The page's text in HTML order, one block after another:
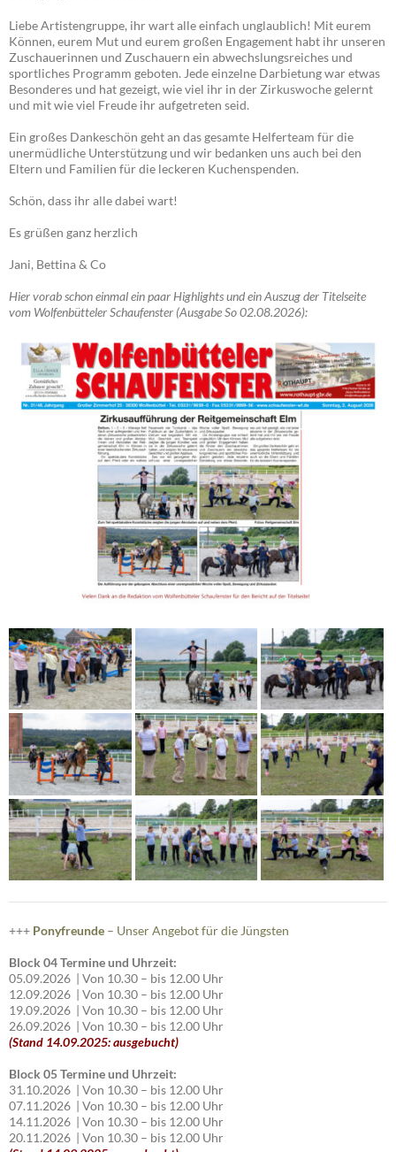
1 – 2 – 3 – Manege frei!Nach einer aufregenden und kreativen
Zirkuswoche präsentierten unsere kleinen und großen Akrobatinnen
und Akrobaten ihr Können in einer beeindruckenden
Zirkusaufführung.
Feuerwerk der Turnkunst – das Publikum an der Zuckerfabrik in
Dettum war begeistert. Mit viel Mut, Geschick und Teamgeist zeigten
die jungen Künstler, was sie in der Zirkuswoche gelernt hatten, und
Bewegung und Zirkuszauber!
Liebe Artistengruppe, ihr wart alle einfach unglaublich! Mit eurem
Zuschauerinnen und Zuschauern ein abwechslungsreiches und
sportliches Programm geboten. Jede einzelne Darbietung war etwas
und mit wie viel Freude ihr aufgetreten seid.
Ein großes Dankeschön geht an das gesamte Helferteam für die
unermüdliche Unterstützung und wir bedanken uns auch bei den
Eltern und Familien für die leckeren Kuchenspenden.
Schön, dass ihr alle dabei wart!
Es grüßen ganz herzlich
Jani, Bettina & Co
Hier vorab schon einmal ein paar Highlights und ein Auszug der Titelseite
vom Wolfenbütteler Schaufenster (Ausgabe So 02.08.2026):